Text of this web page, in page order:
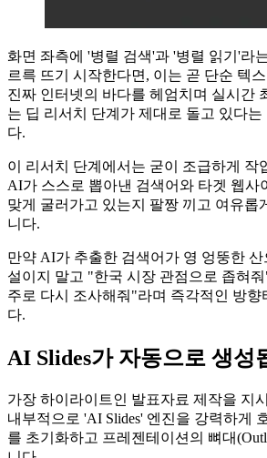
화면 좌측에 '병렬 검색'과 '병렬 읽기'라
르륵 뜨기 시작한다면, 이는 곧 단순 텍
진짜 인터넷의 바다를 헤엄치며 실시간
는 딥 리서치 단계가 제대로 돌고 있다는
다.
이 리서치 단계에서는 굳이 조급하게 작
AI가 스스로 뽑아낸 검색어와 타겟 웹사
맞게 굴러가고 있는지 팔짱 끼고 여유롭
니다.
만약 AI가 추출한 검색어가 영 엉뚱한
설이지 말고 "한국 시장 관점으로 좁혀
주로 다시 조사해줘"라며 즉각적인 방향
다.
AI Slides가 자동으로 생성
가장 하이라이트인 발표자료 제작을 지
내부적으로 'AI Slides' 엔진을 강력하게
를 초기화하고 프레젠테이션의 뼈대